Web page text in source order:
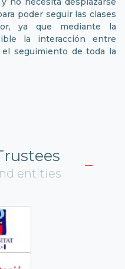
poder seguir las clases
ya que mediante la
la interacción entre
seguimiento de toda la
entities